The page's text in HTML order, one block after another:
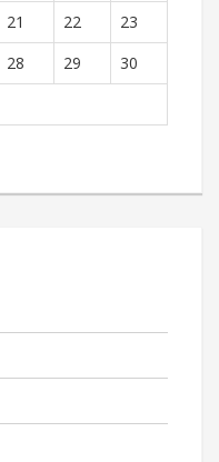
21 22
23
28 29
30